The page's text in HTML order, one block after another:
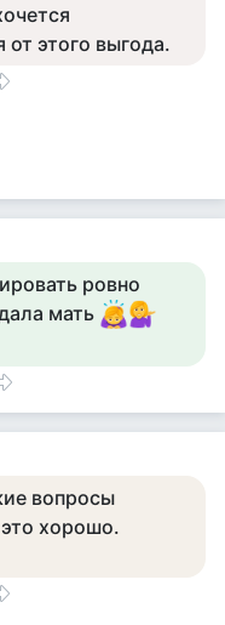
от этого выгода.
ровно
мать
вопросы
хорошо.